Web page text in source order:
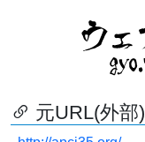
元URL(外部)